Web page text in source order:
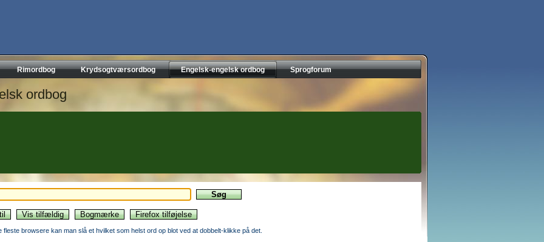
Rimordbog Krydsogtværsordbog Engelsk-engelsk ordbog Sprogforum
ordbog
fleste browsere kan man slå et hvilket som helst ord op blot ved at dobbelt-klikke på det.